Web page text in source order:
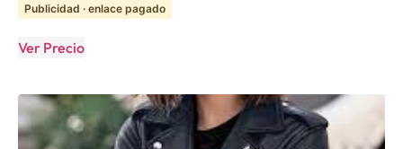
Publicidad · enlace pagado
Ver Precio